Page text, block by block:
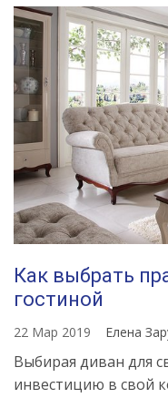
Как выбрать
гостиной
22 Мар 2019 Елена
Выбирая диван для
инвестицию в свой